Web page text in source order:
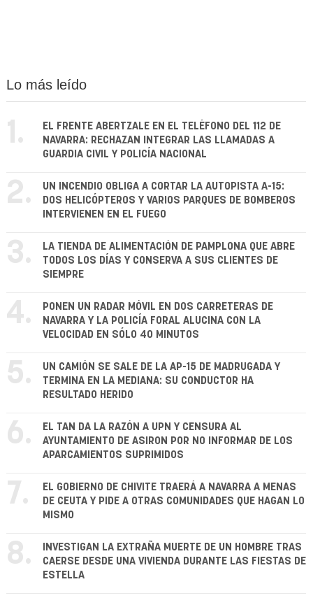
Lo más leído
1.
EL FRENTE ABERTZALE EN EL TELÉFONO DEL 112 DE
NAVARRA: RECHAZAN INTEGRAR LAS LLAMADAS A
GUARDIA CIVIL Y POLICÍA NACIONAL
2.
UN INCENDIO OBLIGA A CORTAR LA AUTOPISTA A-15:
DOS HELICÓPTEROS Y VARIOS PARQUES DE BOMBEROS
INTERVIENEN EN EL FUEGO
3.
LA TIENDA DE ALIMENTACIÓN DE PAMPLONA QUE ABRE
TODOS LOS DÍAS Y CONSERVA A SUS CLIENTES DE
SIEMPRE
4.
PONEN UN RADAR MÓVIL EN DOS CARRETERAS DE
NAVARRA Y LA POLICÍA FORAL ALUCINA CON LA
VELOCIDAD EN SÓLO 40 MINUTOS
5.
UN CAMIÓN SE SALE DE LA AP-15 DE MADRUGADA Y
TERMINA EN LA MEDIANA: SU CONDUCTOR HA
RESULTADO HERIDO
6.
EL TAN DA LA RAZÓN A UPN Y CENSURA AL
AYUNTAMIENTO DE ASIRON POR NO INFORMAR DE LOS
APARCAMIENTOS SUPRIMIDOS
7.
EL GOBIERNO DE CHIVITE TRAERÁ A NAVARRA A MENAS
DE CEUTA Y PIDE A OTRAS COMUNIDADES QUE HAGAN LO
MISMO
8.
INVESTIGAN LA EXTRAÑA MUERTE DE UN HOMBRE TRAS
CAERSE DESDE UNA VIVIENDA DURANTE LAS FIESTAS DE
ESTELLA